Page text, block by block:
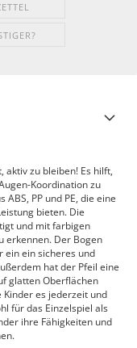
aktiv zu bleiben! Es hilft,
Koordination zu
PP und PE, die eine
bieten. Die
und mit farbigen
erkennen. Der Bogen
ein ein sicheres und
hat der Pfeil eine
glatten Oberflächen
Kinder es jederzeit und
für das Einzelspiel als
ihre Fähigkeiten und